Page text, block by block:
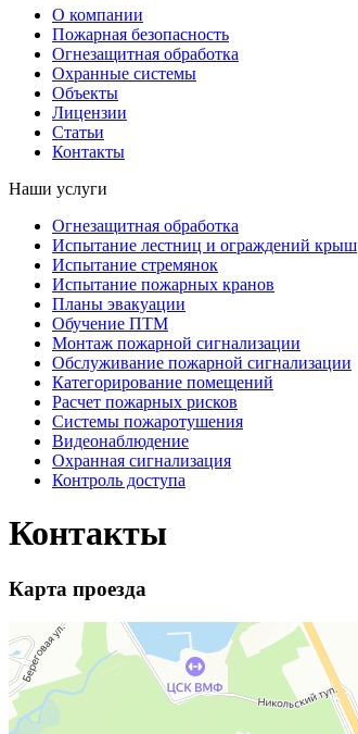
О компании
Пожарная безопасность
Огнезащитная обработка
Охранные системы
Объекты
Лицензии
Статьи
Контакты
Наши услуги
Огнезащитная обработка
Испытание лестниц и ограждений крыш
Испытание стремянок
Испытание пожарных кранов
Планы эвакуации
Обучение ПТМ
Монтаж пожарной сигнализации
Обслуживание пожарной сигнализации
Категорирование помещений
Расчет пожарных рисков
Системы пожаротушения
Видеонаблюдение
Охранная сигнализация
Контроль доступа
Контакты
Карта проезда